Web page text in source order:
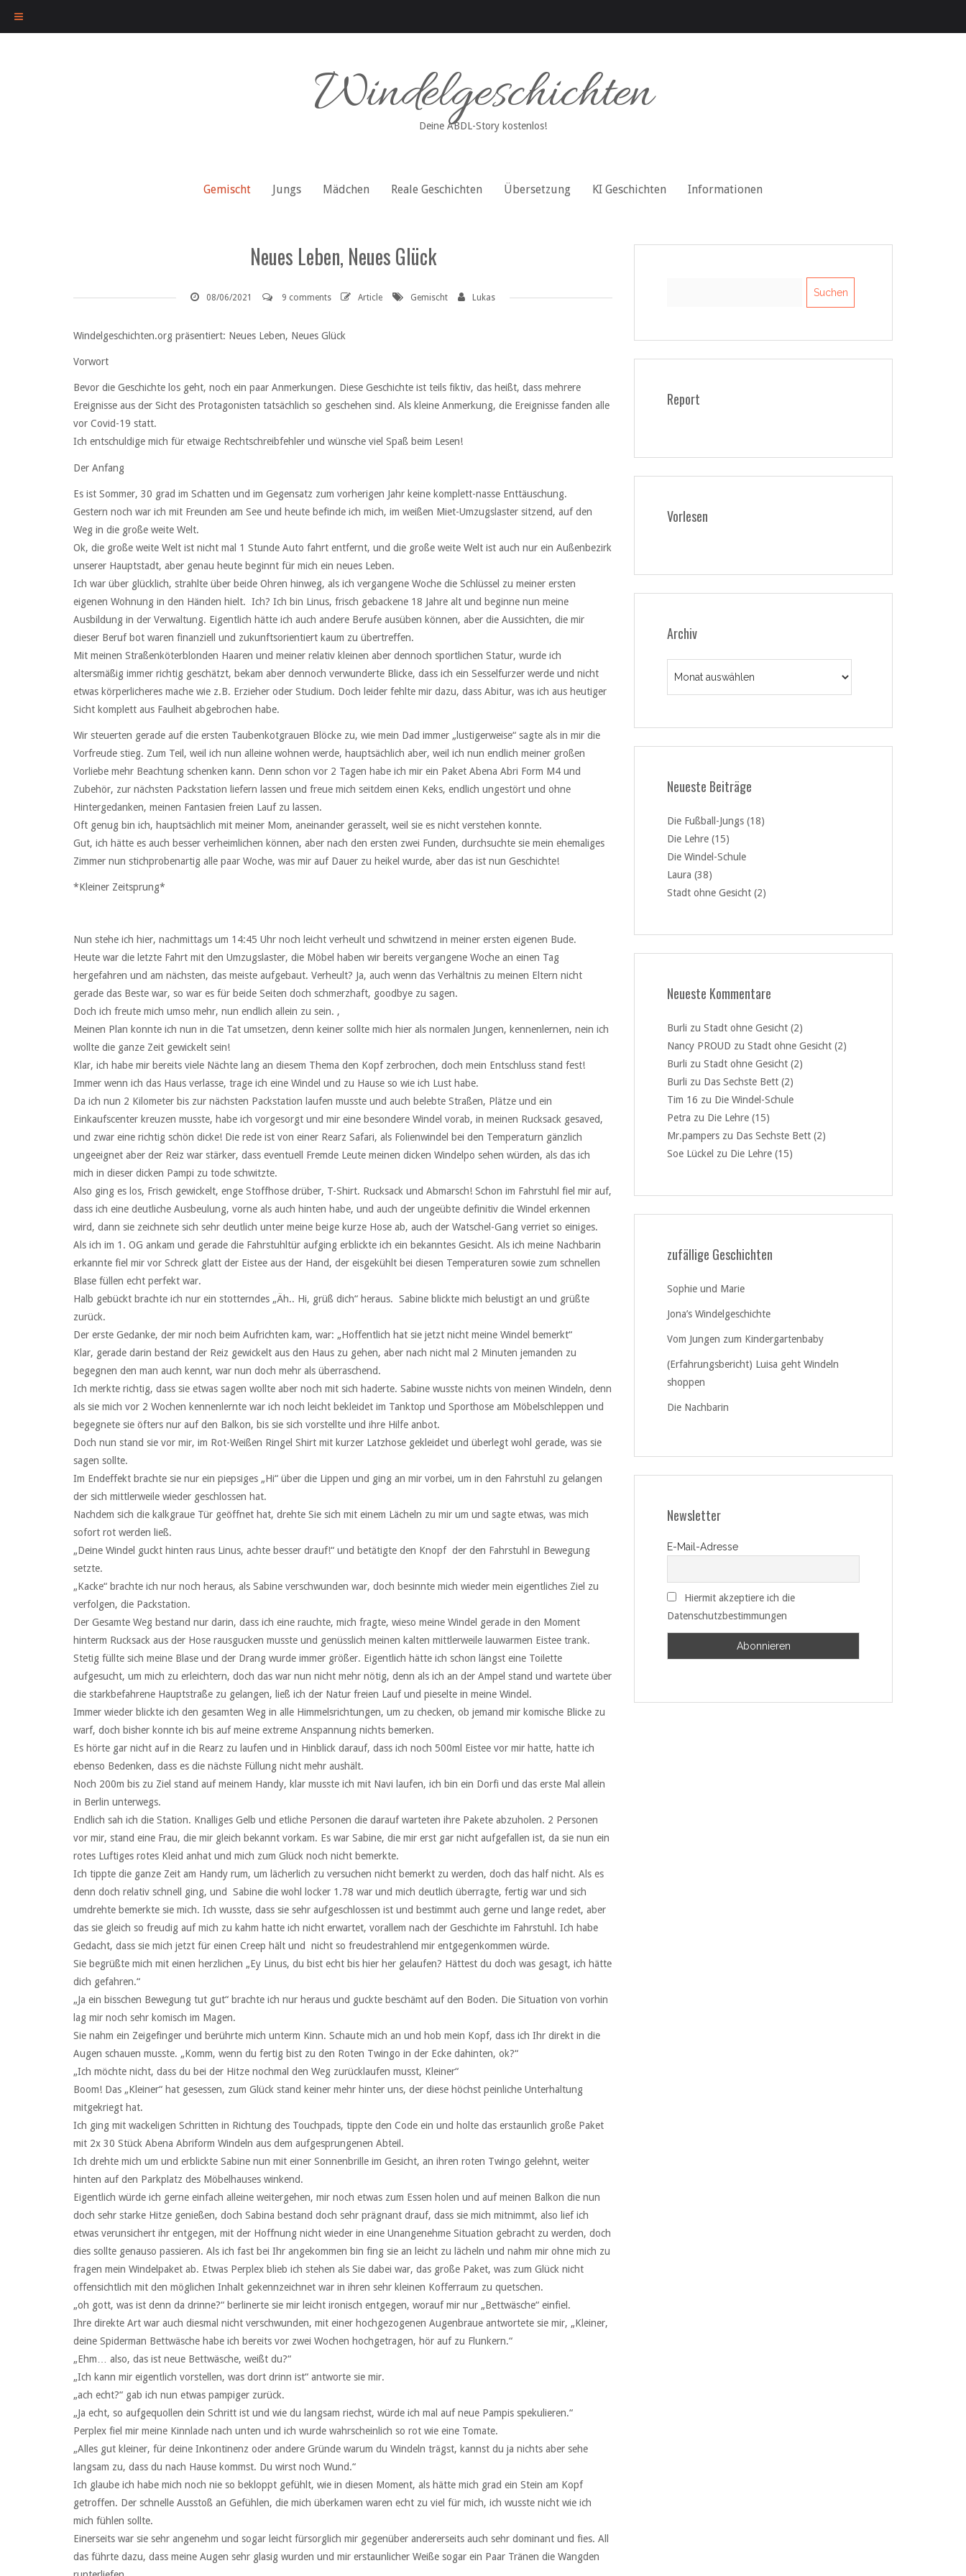
Windelgeschichten
Deine ABDL-Story kostenlos!
Gemischt Jungs Mädchen Reale Geschichten Übersetzung KI Geschichten Informationen
Neues Leben, Neues Glück
08/06/2021 9 comments Article Gemischt Lukas
Windelgeschichten.org präsentiert: Neues Leben, Neues Glück
Vorwort
Bevor die Geschichte los geht, noch ein paar Anmerkungen. Diese Geschichte ist teils fiktiv, das heißt, dass mehrere
Ereignisse aus der Sicht des Protagonisten tatsächlich so geschehen sind. Als kleine Anmerkung, die Ereignisse fanden alle
vor Covid-19 statt.
Ich entschuldige mich für etwaige Rechtschreibfehler und wünsche viel Spaß beim Lesen!
Der Anfang
Es ist Sommer, 30 grad im Schatten und im Gegensatz zum vorherigen Jahr keine komplett-nasse Enttäuschung.
Gestern noch war ich mit Freunden am See und heute befinde ich mich, im weißen Miet-Umzugslaster sitzend, auf den
Weg in die große weite Welt.
Ok, die große weite Welt ist nicht mal 1 Stunde Auto fahrt entfernt, und die große weite Welt ist auch nur ein Außenbezirk
unserer Hauptstadt, aber genau heute beginnt für mich ein neues Leben.
Ich war über glücklich, strahlte über beide Ohren hinweg, als ich vergangene Woche die Schlüssel zu meiner ersten
eigenen Wohnung in den Händen hielt. Ich? Ich bin Linus, frisch gebackene 18 Jahre alt und beginne nun meine
Ausbildung in der Verwaltung. Eigentlich hätte ich auch andere Berufe ausüben können, aber die Aussichten, die mir
dieser Beruf bot waren finanziell und zukunftsorientiert kaum zu übertreffen.
Mit meinen Straßenköterblonden Haaren und meiner relativ kleinen aber dennoch sportlichen Statur, wurde ich
altersmäßig immer richtig geschätzt, bekam aber dennoch verwunderte Blicke, dass ich ein Sesselfurzer werde und nicht
etwas körperlicheres mache wie z.B. Erzieher oder Studium. Doch leider fehlte mir dazu, dass Abitur, was ich aus heutiger
Sicht komplett aus Faulheit abgebrochen habe.
Wir steuerten gerade auf die ersten Taubenkotgrauen Blöcke zu, wie mein Dad immer „lustigerweise“ sagte als in mir die
Vorfreude stieg. Zum Teil, weil ich nun alleine wohnen werde, hauptsächlich aber, weil ich nun endlich meiner großen
Vorliebe mehr Beachtung schenken kann. Denn schon vor 2 Tagen habe ich mir ein Paket Abena Abri Form M4 und
Zubehör, zur nächsten Packstation liefern lassen und freue mich seitdem einen Keks, endlich ungestört und ohne
Hintergedanken, meinen Fantasien freien Lauf zu lassen.
Oft genug bin ich, hauptsächlich mit meiner Mom, aneinander gerasselt, weil sie es nicht verstehen konnte.
Gut, ich hätte es auch besser verheimlichen können, aber nach den ersten zwei Funden, durchsuchte sie mein ehemaliges
Zimmer nun stichprobenartig alle paar Woche, was mir auf Dauer zu heikel wurde, aber das ist nun Geschichte!
*Kleiner Zeitsprung*
Nun stehe ich hier, nachmittags um 14:45 Uhr noch leicht verheult und schwitzend in meiner ersten eigenen Bude.
Heute war die letzte Fahrt mit den Umzugslaster, die Möbel haben wir bereits vergangene Woche an einen Tag
hergefahren und am nächsten, das meiste aufgebaut. Verheult? Ja, auch wenn das Verhältnis zu meinen Eltern nicht
gerade das Beste war, so war es für beide Seiten doch schmerzhaft, goodbye zu sagen.
Doch ich freute mich umso mehr, nun endlich allein zu sein. ‚
Meinen Plan konnte ich nun in die Tat umsetzen, denn keiner sollte mich hier als normalen Jungen, kennenlernen, nein ich
wollte die ganze Zeit gewickelt sein!
Klar, ich habe mir bereits viele Nächte lang an diesem Thema den Kopf zerbrochen, doch mein Entschluss stand fest!
Immer wenn ich das Haus verlasse, trage ich eine Windel und zu Hause so wie ich Lust habe.
Da ich nun 2 Kilometer bis zur nächsten Packstation laufen musste und auch belebte Straßen, Plätze und ein
Einkaufscenter kreuzen musste, habe ich vorgesorgt und mir eine besondere Windel vorab, in meinen Rucksack gesaved,
und zwar eine richtig schön dicke! Die rede ist von einer Rearz Safari, als Folienwindel bei den Temperaturn gänzlich
ungeeignet aber der Reiz war stärker, dass eventuell Fremde Leute meinen dicken Windelpo sehen würden, als das ich
mich in dieser dicken Pampi zu tode schwitzte.
Also ging es los, Frisch gewickelt, enge Stoffhose drüber, T-Shirt. Rucksack und Abmarsch! Schon im Fahrstuhl fiel mir auf,
dass ich eine deutliche Ausbeulung, vorne als auch hinten habe, und auch der ungeübte definitiv die Windel erkennen
wird, dann sie zeichnete sich sehr deutlich unter meine beige kurze Hose ab, auch der Watschel-Gang verriet so einiges.
Als ich im 1. OG ankam und gerade die Fahrstuhltür aufging erblickte ich ein bekanntes Gesicht. Als ich meine Nachbarin
erkannte fiel mir vor Schreck glatt der Eistee aus der Hand, der eisgekühlt bei diesen Temperaturen sowie zum schnellen
Blase füllen echt perfekt war.
Halb gebückt brachte ich nur ein stotterndes „Äh.. Hi, grüß dich“ heraus. Sabine blickte mich belustigt an und grüßte
zurück.
Der erste Gedanke, der mir noch beim Aufrichten kam, war: „Hoffentlich hat sie jetzt nicht meine Windel bemerkt“
Klar, gerade darin bestand der Reiz gewickelt aus den Haus zu gehen, aber nach nicht mal 2 Minuten jemanden zu
begegnen den man auch kennt, war nun doch mehr als überraschend.
Ich merkte richtig, dass sie etwas sagen wollte aber noch mit sich haderte. Sabine wusste nichts von meinen Windeln, denn
als sie mich vor 2 Wochen kennenlernte war ich noch leicht bekleidet im Tanktop und Sporthose am Möbelschleppen und
begegnete sie öfters nur auf den Balkon, bis sie sich vorstellte und ihre Hilfe anbot.
Doch nun stand sie vor mir, im Rot-Weißen Ringel Shirt mit kurzer Latzhose gekleidet und überlegt wohl gerade, was sie
sagen sollte.
Im Endeffekt brachte sie nur ein piepsiges „Hi“ über die Lippen und ging an mir vorbei, um in den Fahrstuhl zu gelangen
der sich mittlerweile wieder geschlossen hat.
Nachdem sich die kalkgraue Tür geöffnet hat, drehte Sie sich mit einem Lächeln zu mir um und sagte etwas, was mich
sofort rot werden ließ.
„Deine Windel guckt hinten raus Linus, achte besser drauf!“ und betätigte den Knopf der den Fahrstuhl in Bewegung
setzte.
„Kacke“ brachte ich nur noch heraus, als Sabine verschwunden war, doch besinnte mich wieder mein eigentliches Ziel zu
verfolgen, die Packstation.
Der Gesamte Weg bestand nur darin, dass ich eine rauchte, mich fragte, wieso meine Windel gerade in den Moment
hinterm Rucksack aus der Hose rausgucken musste und genüsslich meinen kalten mittlerweile lauwarmen Eistee trank.
Stetig füllte sich meine Blase und der Drang wurde immer größer. Eigentlich hätte ich schon längst eine Toilette
aufgesucht, um mich zu erleichtern, doch das war nun nicht mehr nötig, denn als ich an der Ampel stand und wartete über
die starkbefahrene Hauptstraße zu gelangen, ließ ich der Natur freien Lauf und pieselte in meine Windel.
Immer wieder blickte ich den gesamten Weg in alle Himmelsrichtungen, um zu checken, ob jemand mir komische Blicke zu
warf, doch bisher konnte ich bis auf meine extreme Anspannung nichts bemerken.
Es hörte gar nicht auf in die Rearz zu laufen und in Hinblick darauf, dass ich noch 500ml Eistee vor mir hatte, hatte ich
ebenso Bedenken, dass es die nächste Füllung nicht mehr aushält.
Noch 200m bis zu Ziel stand auf meinem Handy, klar musste ich mit Navi laufen, ich bin ein Dorfi und das erste Mal allein
in Berlin unterwegs.
Endlich sah ich die Station. Knalliges Gelb und etliche Personen die darauf warteten ihre Pakete abzuholen. 2 Personen
vor mir, stand eine Frau, die mir gleich bekannt vorkam. Es war Sabine, die mir erst gar nicht aufgefallen ist, da sie nun ein
rotes Luftiges rotes Kleid anhat und mich zum Glück noch nicht bemerkte.
Ich tippte die ganze Zeit am Handy rum, um lächerlich zu versuchen nicht bemerkt zu werden, doch das half nicht. Als es
denn doch relativ schnell ging, und Sabine die wohl locker 1.78 war und mich deutlich überragte, fertig war und sich
umdrehte bemerkte sie mich. Ich wusste, dass sie sehr aufgeschlossen ist und bestimmt auch gerne und lange redet, aber
das sie gleich so freudig auf mich zu kahm hatte ich nicht erwartet, vorallem nach der Geschichte im Fahrstuhl. Ich habe
Gedacht, dass sie mich jetzt für einen Creep hält und nicht so freudestrahlend mir entgegenkommen würde.
Sie begrüßte mich mit einen herzlichen „Ey Linus, du bist echt bis hier her gelaufen? Hättest du doch was gesagt, ich hätte
dich gefahren.“
„Ja ein bisschen Bewegung tut gut“ brachte ich nur heraus und guckte beschämt auf den Boden. Die Situation von vorhin
lag mir noch sehr komisch im Magen.
Sie nahm ein Zeigefinger und berührte mich unterm Kinn. Schaute mich an und hob mein Kopf, dass ich Ihr direkt in die
Augen schauen musste. „Komm, wenn du fertig bist zu den Roten Twingo in der Ecke dahinten, ok?“
„Ich möchte nicht, dass du bei der Hitze nochmal den Weg zurücklaufen musst, Kleiner“
Boom! Das „Kleiner“ hat gesessen, zum Glück stand keiner mehr hinter uns, der diese höchst peinliche Unterhaltung
mitgekriegt hat.
Ich ging mit wackeligen Schritten in Richtung des Touchpads, tippte den Code ein und holte das erstaunlich große Paket
mit 2x 30 Stück Abena Abriform Windeln aus dem aufgesprungenen Abteil.
Ich drehte mich um und erblickte Sabine nun mit einer Sonnenbrille im Gesicht, an ihren roten Twingo gelehnt, weiter
hinten auf den Parkplatz des Möbelhauses winkend.
Eigentlich würde ich gerne einfach alleine weitergehen, mir noch etwas zum Essen holen und auf meinen Balkon die nun
doch sehr starke Hitze genießen, doch Sabina bestand doch sehr prägnant drauf, dass sie mich mitnimmt, also lief ich
etwas verunsichert ihr entgegen, mit der Hoffnung nicht wieder in eine Unangenehme Situation gebracht zu werden, doch
dies sollte genauso passieren. Als ich fast bei Ihr angekommen bin fing sie an leicht zu lächeln und nahm mir ohne mich zu
fragen mein Windelpaket ab. Etwas Perplex blieb ich stehen als Sie dabei war, das große Paket, was zum Glück nicht
offensichtlich mit den möglichen Inhalt gekennzeichnet war in ihren sehr kleinen Kofferraum zu quetschen.
„oh gott, was ist denn da drinne?“ berlinerte sie mir leicht ironisch entgegen, worauf mir nur „Bettwäsche“ einfiel.
Ihre direkte Art war auch diesmal nicht verschwunden, mit einer hochgezogenen Augenbraue antwortete sie mir, „Kleiner,
deine Spiderman Bettwäsche habe ich bereits vor zwei Wochen hochgetragen, hör auf zu Flunkern.“
„Ehm… also, das ist neue Bettwäsche, weißt du?“
„Ich kann mir eigentlich vorstellen, was dort drinn ist“ antworte sie mir.
„ach echt?“ gab ich nun etwas pampiger zurück.
„Ja echt, so aufgequollen dein Schritt ist und wie du langsam riechst, würde ich mal auf neue Pampis spekulieren.“
Perplex fiel mir meine Kinnlade nach unten und ich wurde wahrscheinlich so rot wie eine Tomate.
„Alles gut kleiner, für deine Inkontinenz oder andere Gründe warum du Windeln trägst, kannst du ja nichts aber sehe
langsam zu, dass du nach Hause kommst. Du wirst noch Wund.“
Ich glaube ich habe mich noch nie so bekloppt gefühlt, wie in diesen Moment, als hätte mich grad ein Stein am Kopf
getroffen. Der schnelle Ausstoß an Gefühlen, die mich überkamen waren echt zu viel für mich, ich wusste nicht wie ich
mich fühlen sollte.
Einerseits war sie sehr angenehm und sogar leicht fürsorglich mir gegenüber andererseits auch sehr dominant und fies. All
das führte dazu, dass meine Augen sehr glasig wurden und mir erstaunlicher Weiße sogar ein Paar Tränen die Wangden
Report
Vorlesen
Archiv
Neueste Beiträge
Die Fußball-Jungs (18)
Die Lehre (15)
Die Windel-Schule
Laura (38)
Stadt ohne Gesicht (2)
Neueste Kommentare
Burli zu Stadt ohne Gesicht (2)
Nancy PROUD zu Stadt ohne Gesicht (2)
Burli zu Stadt ohne Gesicht (2)
Burli zu Das Sechste Bett (2)
Tim 16 zu Die Windel-Schule
Petra zu Die Lehre (15)
Mr.pampers zu Das Sechste Bett (2)
Soe Lückel zu Die Lehre (15)
zufällige Geschichten
Sophie und Marie
Jona’s Windelgeschichte
Vom Jungen zum Kindergartenbaby
(Erfahrungsbericht) Luisa geht Windeln
shoppen
Die Nachbarin
Newsletter
E-Mail-Adresse
Hiermit akzeptiere ich die
Datenschutzbestimmungen